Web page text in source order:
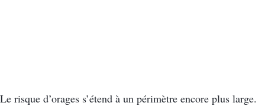
Le risque d’orages s’étend à un périmètre encore plus large.